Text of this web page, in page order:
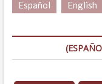
Español English